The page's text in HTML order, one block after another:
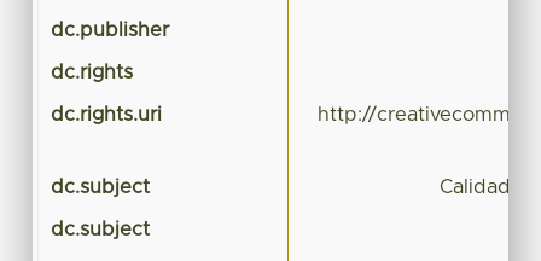
dc.publisher
dc.rights
dc.rights.uri http://
dc.subject Calidad
dc.subject